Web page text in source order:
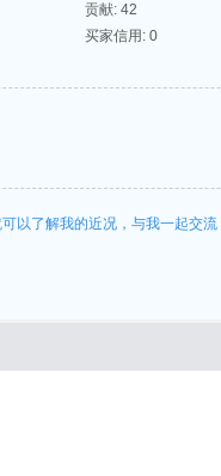
贡献: 42
买家信用: 0
以了解我的近况，与我一起交